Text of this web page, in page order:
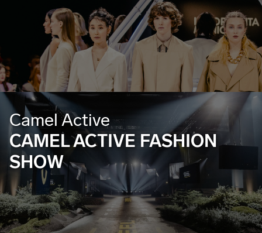
Camel Active
CAMEL ACTIVE FASHION
SHOW